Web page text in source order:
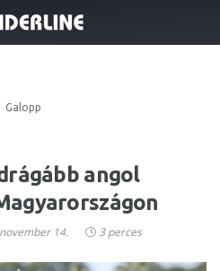
Galopp
angol
14. 3 perces